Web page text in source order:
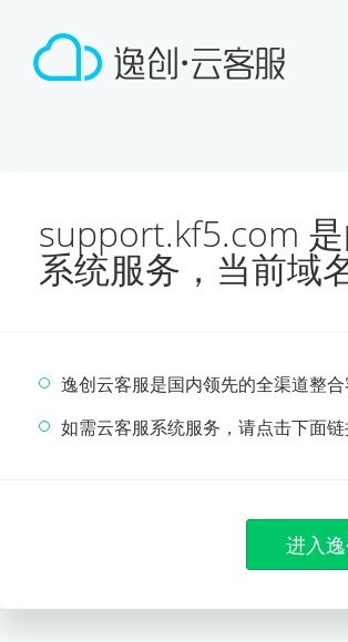
support.kf5.com
系统服务，当前域
逸创云客服是国内领先的全渠道整合
如需云客服系统服务，请点击下面链
进入